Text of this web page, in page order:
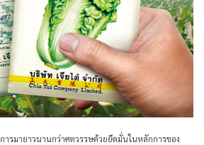
รมายาวนานกว่าศตวรรษด้วยยึดมั่นในหลักการของ